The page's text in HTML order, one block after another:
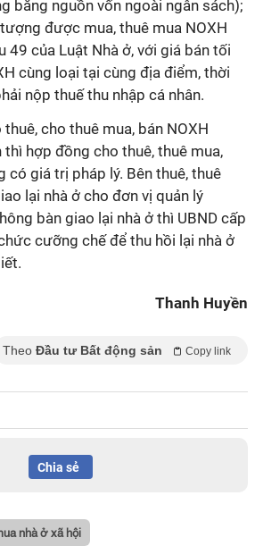
bằng nguồn vốn ngoài ngân sách);
được mua, thuê mua NOXH
49 của Luật Nhà ở, với giá bán tối
cùng loại tại cùng địa điểm, thời
nộp thuế thu nhập cá nhân.
cho thuê mua, bán NOXH
hợp đồng cho thuê, thuê mua,
có giá trị pháp lý. Bên thuê, thuê
lại nhà ở cho đơn vị quản lý
bàn giao lại nhà ở thì UBND cấp
cưỡng chế để thu hồi lại nhà ở
Thanh Huyền
Theo Đầu tư Bất động sản Copy link
Chia sẻ
nhà ở xã hội